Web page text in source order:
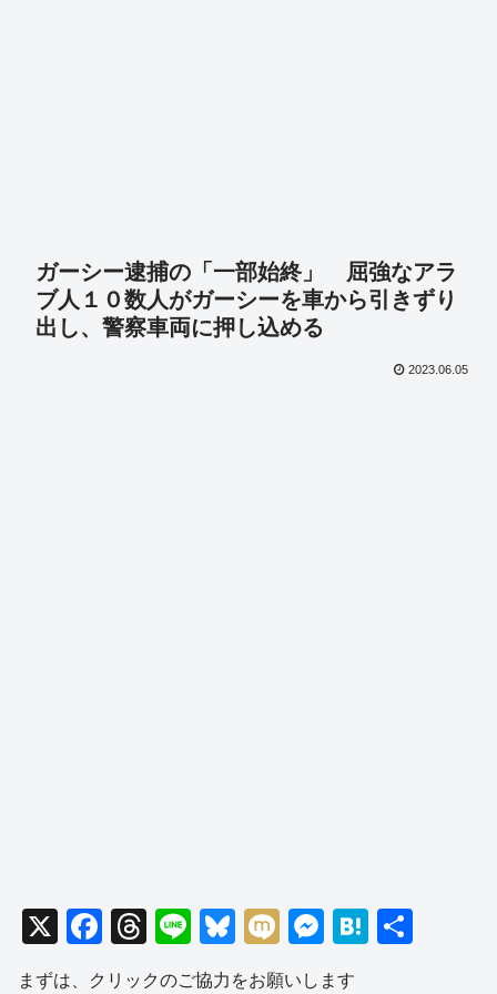
ガーシー逮捕の「一部始終」 屈強なアラ
ブ人１０数人がガーシーを車から引きずり
出し、警察車両に押し込める
2023.06.05
X
F
a
T
hr
Li
n
Bl
u
M
ixi
M
e
H
まずは、クリックのご協力をお願いします